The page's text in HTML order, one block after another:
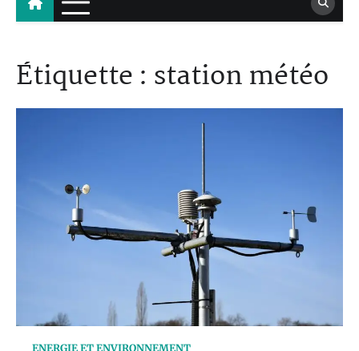
Étiquette : station météo
ENERGIE ET ENVIRONNEMENT